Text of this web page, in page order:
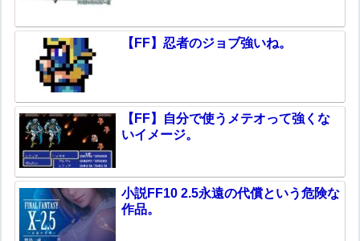
【FF】忍者のジョブ強いね。
【FF】自分で使うメテオって強くな
いイメージ。
小説FF10 2.5永遠の代償という危険な
作品。